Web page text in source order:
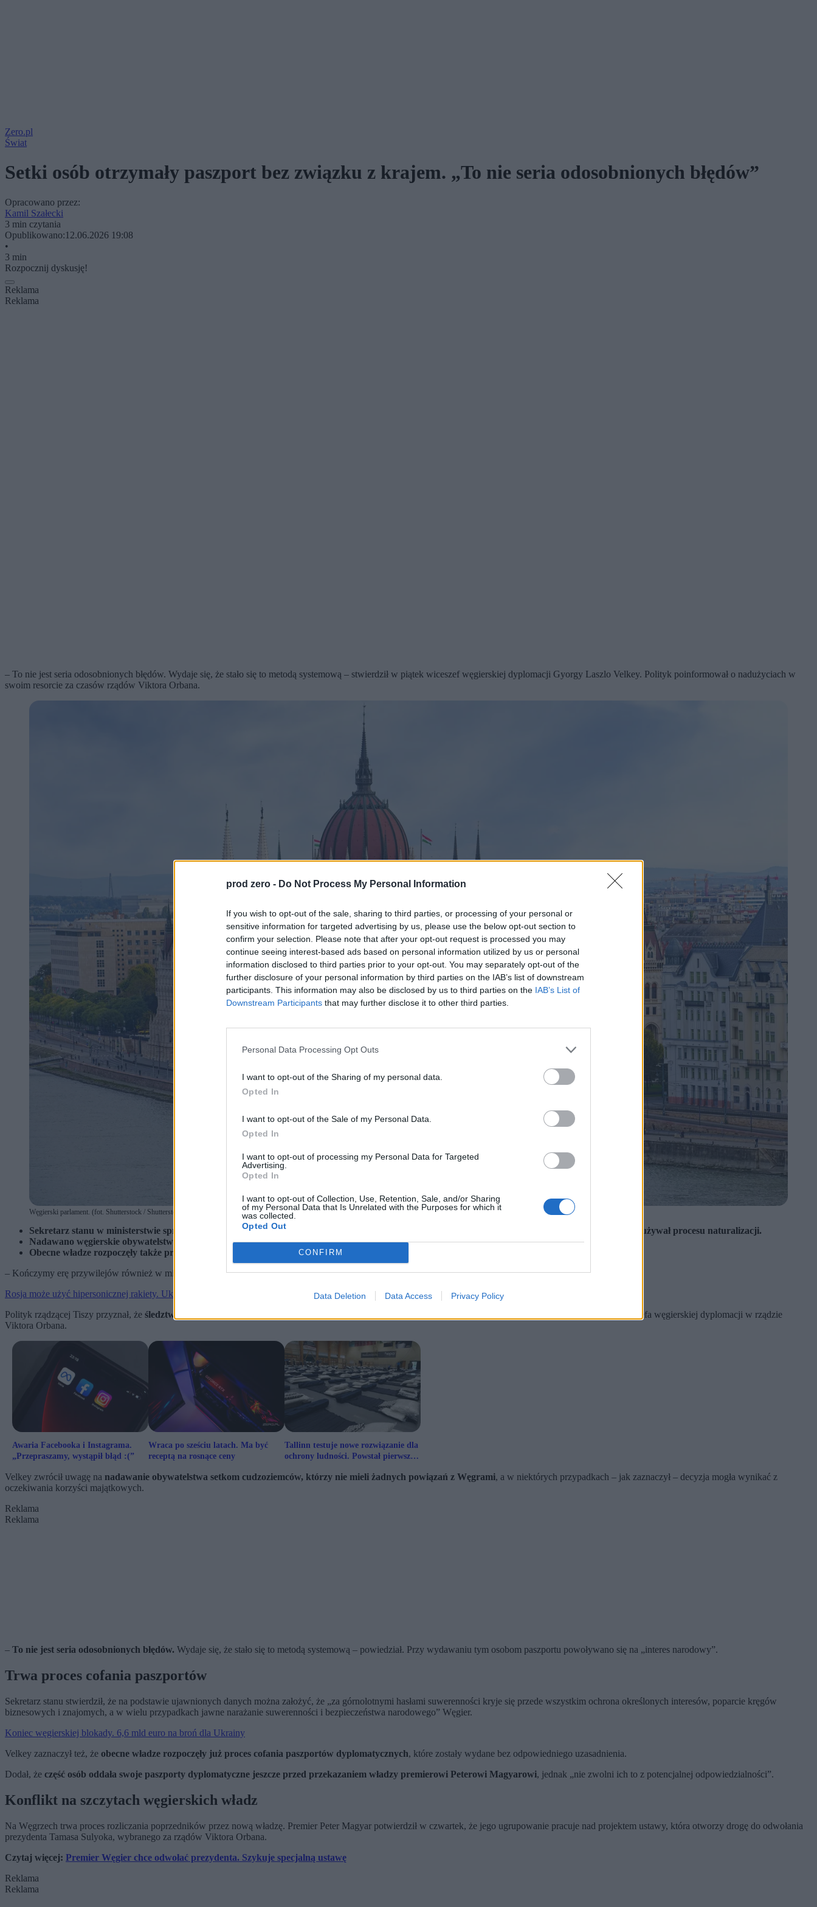
prod zero - Do Not Process My Personal Information
If you wish to opt-out of the sale, sharing to third parties, or processing of your personal or
sensitive information for targeted advertising by us, please use the below opt-out section to
confirm your selection. Please note that after your opt-out request is processed you may
continue seeing interest-based ads based on personal information utilized by us or personal
information disclosed to third parties prior to your opt-out. You may separately opt-out of the
further disclosure of your personal information by third parties on the IAB’s list of downstream
participants. This information may also be disclosed by us to third parties on the IAB’s List of
Downstream Participants that may further disclose it to other third parties.
Personal Data Processing Opt Outs
I want to opt-out of the Sharing of my personal data.
Opted In
I want to opt-out of the Sale of my Personal Data.
Opted In
I want to opt-out of processing my Personal Data for Targeted
Advertising.
Opted In
I want to opt-out of Collection, Use, Retention, Sale, and/or Sharing
of my Personal Data that Is Unrelated with the Purposes for which it
was collected.
Opted Out
CONFIRM
Data Deletion Data Access Privacy Policy
Zero.pl
Świat
Setki osób otrzymały paszport bez związku z krajem. „To nie seria odosobnionych błędów”
Opracowano przez:
Kamil Szałecki
3 min czytania
Opublikowano:12.06.2026 19:08
•
3 min
Rozpocznij dyskusję!
Reklama
Reklama
– To nie jest seria odosobnionych błędów. Wydaje się, że stało się to metodą systemową – stwierdził w piątek wiceszef węgierskiej dyplomacji Gyorgy Laszlo Velkey. Polityk poinformował o nadużyciach w
swoim resorcie za czasów rządów Viktora Orbana.
Węgierski parlament. (fot. Shutterstock / Shutterstock)
Sekretarz stanu w ministerstwie spraw zagranicznych Węgier ujawnił, że kierowany przez byłego ministra Petera Szijjarto resort systematycznie nadużywał procesu naturalizacji.
Nadawano węgierskie obywatelstwo setkom osób, które nie posiadały żadnych związków z krajem.
Obecne władze rozpoczęły także proces cofania paszportów dyplomatycznych nadanych bez odpowiedniego uzasadnienia.
– Kończymy erę przywilejów również w ministerstwie spraw zagranicznych – powiedział w zamieszczonym w sieci nagraniu Velkey.
Rosja może użyć hipersonicznej rakiety. Ukraina wydała pilne ostrzeżenie
Polityk rządzącej Tiszy przyznał, że śledztwo w MSZ ujawniło systemowe nadużycia
, do których dopuszczały się władze resortu pod kierownictwem Szijjarto – szefa węgierskiej dyplomacji w rządzie
Viktora Orbana.
Awaria Facebooka i Instagrama.
„Przepraszamy, wystąpił błąd :(”
Wraca po sześciu latach. Ma być
receptą na rosnące ceny
Tallinn testuje nowe rozwiązanie dla
ochrony ludności. Powstał pierwszy
Velkey zwrócił uwagę na nadawanie obywatelstwa setkom cudzoziemców, którzy nie mieli żadnych powiązań z Węgrami, a w niektórych przypadkach – jak zaznaczył – decyzja mogła wynikać z
oczekiwania korzyści majątkowych.
Reklama
Reklama
– To nie jest seria odosobnionych błędów. Wydaje się, że stało się to metodą systemową – powiedział. Przy wydawaniu tym osobom paszportu powoływano się na „interes narodowy”.
Trwa proces cofania paszportów
Sekretarz stanu stwierdził, że na podstawie ujawnionych danych można założyć, że „za górnolotnymi hasłami suwerenności kryje się przede wszystkim ochrona określonych interesów, poparcie kręgów
biznesowych i znajomych, a w wielu przypadkach jawne narażanie suwerenności i bezpieczeństwa narodowego” Węgier.
Koniec węgierskiej blokady. 6,6 mld euro na broń dla Ukrainy
Velkey zaznaczył też, że obecne władze rozpoczęły już proces cofania paszportów dyplomatycznych, które zostały wydane bez odpowiedniego uzasadnienia.
Dodał, że część osób oddała swoje paszporty dyplomatyczne jeszcze przed przekazaniem władzy premierowi Peterowi Magyarowi, jednak „nie zwolni ich to z potencjalnej odpowiedzialności”.
Konflikt na szczytach węgierskich władz
Na Węgrzech trwa proces rozliczania poprzedników przez nową władzę. Premier Peter Magyar potwierdził w czwartek, że jego ugrupowanie pracuje nad projektem ustawy, która otworzy drogę do odwołania
prezydenta Tamasa Sulyoka, wybranego za rządów Viktora Orbana.
Czytaj więcej: Premier Węgier chce odwołać prezydenta. Szykuje specjalną ustawę
Reklama
Reklama